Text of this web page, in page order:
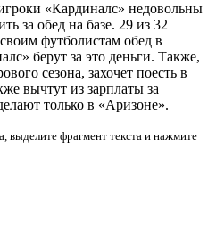
«Кардиналс» недовольны
за обед на базе. 29 из 32
футболистам обед в
берут за это деньги. Также,
сезона, захочет поесть в
вычтут из зарплаты за
только в «Аризоне».
фрагмент текста и нажмите